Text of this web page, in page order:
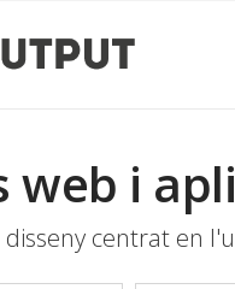
web i
centrat en